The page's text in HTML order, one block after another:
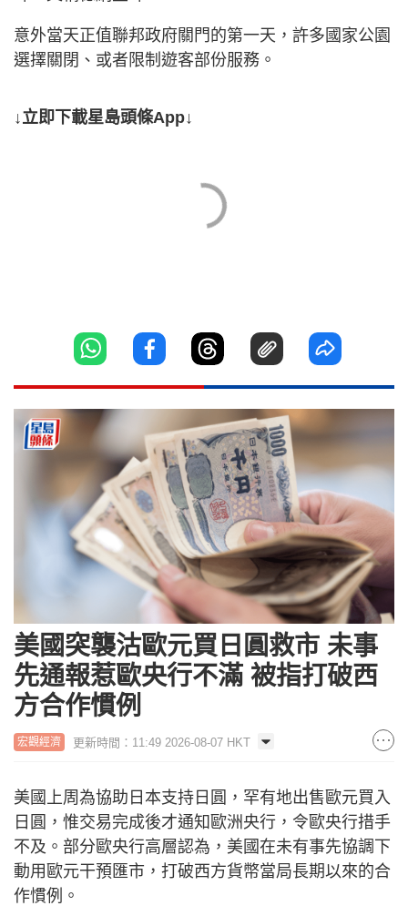
意外當天正值聯邦政府關門的第一天，許多國家公園
選擇關閉、或者限制遊客部份服務。
↓立即下載星島頭條App↓
美國突襲沽歐元買日圓救市 未事
先通報惹歐央行不滿 被指打破西
方合作慣例
宏觀經濟 更新時間：11:49 2026-08-07 HKT
美國上周為協助日本支持日圓，罕有地出售歐元買入
日圓，惟交易完成後才通知歐洲央行，令歐央行措手
不及。部分歐央行高層認為，美國在未有事先協調下
動用歐元干預匯市，打破西方貨幣當局長期以來的合
作慣例。